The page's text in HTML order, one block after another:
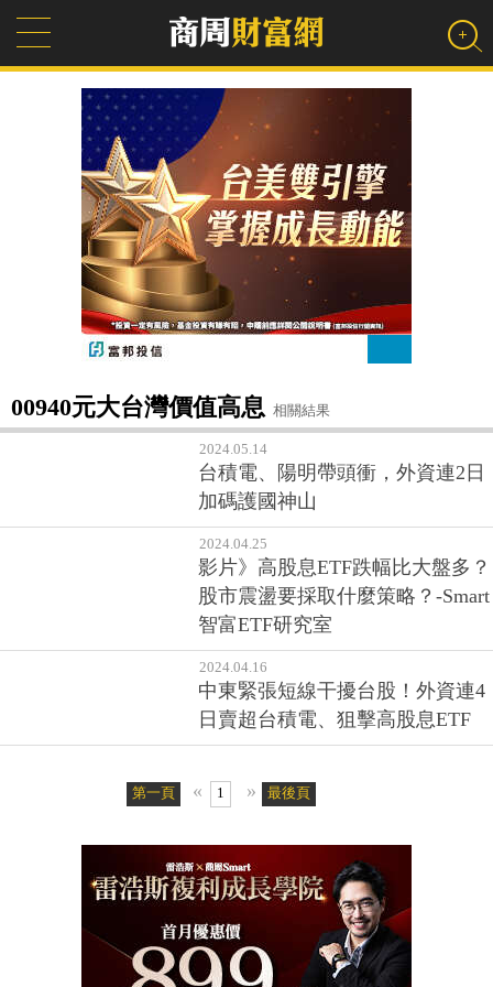
00940元大台灣價值高息 相關結果
2024.05.14
台積電、陽明帶頭衝，外資連2日
加碼護國神山
2024.04.25
影片》高股息ETF跌幅比大盤多？
股市震盪要採取什麼策略？-Smart
智富ETF研究室
2024.04.16
中東緊張短線干擾台股！外資連4
日賣超台積電、狙擊高股息ETF
第一頁 « 1 » 最後頁